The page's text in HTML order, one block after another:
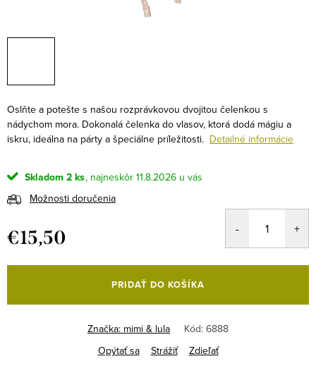
Oslňte a potešte s našou rozprávkovou dvojitou čelenkou s
nádychom mora. Dokonalá čelenka do vlasov, ktorá dodá mágiu a
iskru, ideálna na párty a špeciálne príležitosti. Detailné informácie
Skladom 2 ks
11.8.2026
Možnosti doručenia
€15,50
cena:
PRIDAŤ DO KOŠÍKA
Značka: mimi & lula Kód: 6888
Opýtať sa
Strážiť Zdieľať